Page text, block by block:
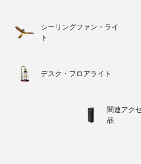
シーリングファン・ライ
ト
デスク・フロアライト
関連アク
品